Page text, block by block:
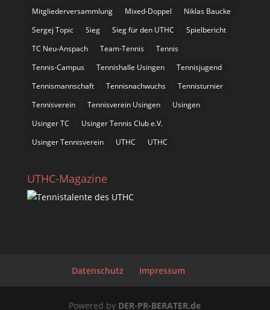
Mitgliederversammlung
Mixed-Doppel
Niklas Baucke
Sergej Topic
Sieg Sieg für den UTHC
Spielbericht
TC Neu-Anspach
Team-Tennis
Tennis
Tennis-Campus
Tennishalle Usingen
Tennisjugend
Tennismannschaft
Tennisnachwuchs
Tennisturnier
Tennisverein
Tennisverein Usingen
Usingen
Usinger TC
Usinger Tennis Club e.V.
Usinger Tennisverein
UTHC UTHC
UTHC-Magazine
Datenschutz Impressum
Powered by DER-PR-BERATER.de